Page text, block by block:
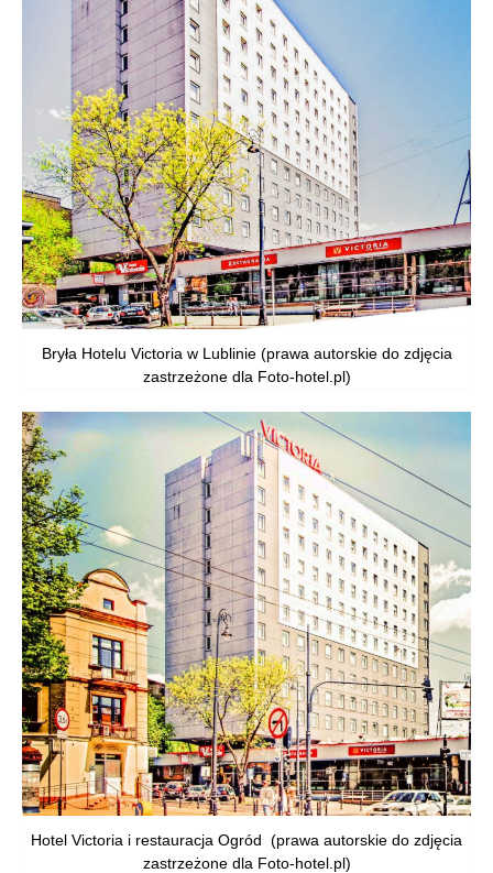
Bryła Hotelu Victoria w Lublinie (prawa autorskie do zdjęcia
zastrzeżone dla Foto-hotel.pl)
Hotel Victoria i restauracja Ogród (prawa autorskie do zdjęcia
zastrzeżone dla Foto-hotel.pl)